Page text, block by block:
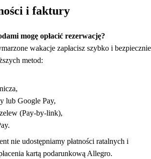
i faktury
mogę opłacić rezerwację?
wakacje zapłacisz szybko i bezpiecznie
metod:
lub Google Pay,
(Pay-by-link),
nie udostępniamy płatności ratalnych i
kartą podarunkową Allegro.